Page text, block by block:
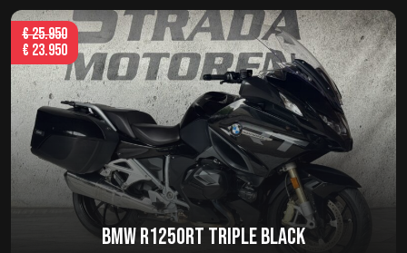
BMW R1250RT TRIPLE BLACK
€25.950
€ 23.950